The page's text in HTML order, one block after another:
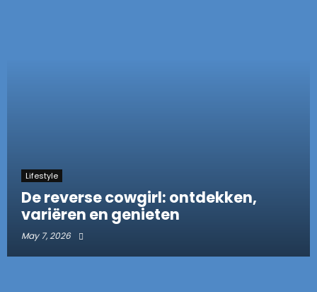
Lifestyle
De reverse cowgirl: ontdekken,
variëren en genieten
May 7, 2026